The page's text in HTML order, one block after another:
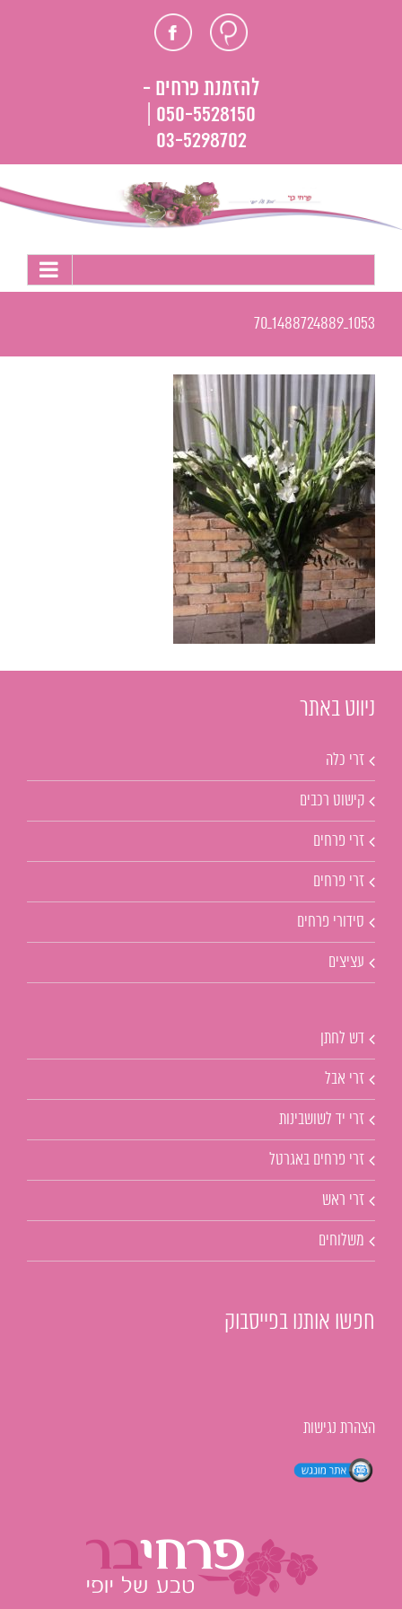
חוות פייסבוק
להזמנת פרחים -
050-5528150 |
03-5298702
1053_1488724889_70
ניווט באתר
זרי כלה
קישוט רכבים
זרי פרחים
זרי פרחים
סידורי פרחים
עציצים
דש לחתן
זרי אבל
זרי יד לשושבינות
זרי פרחים באגרטל
זרי ראש
משלוחים
חפשו אותנו בפייסבוק
הצהרת נגישות